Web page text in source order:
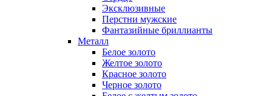
Эксклюзивные
Перстни мужские
Фантазийные бриллианты
Металл
Белое золото
Желтое золото
Красное золото
Черное золото